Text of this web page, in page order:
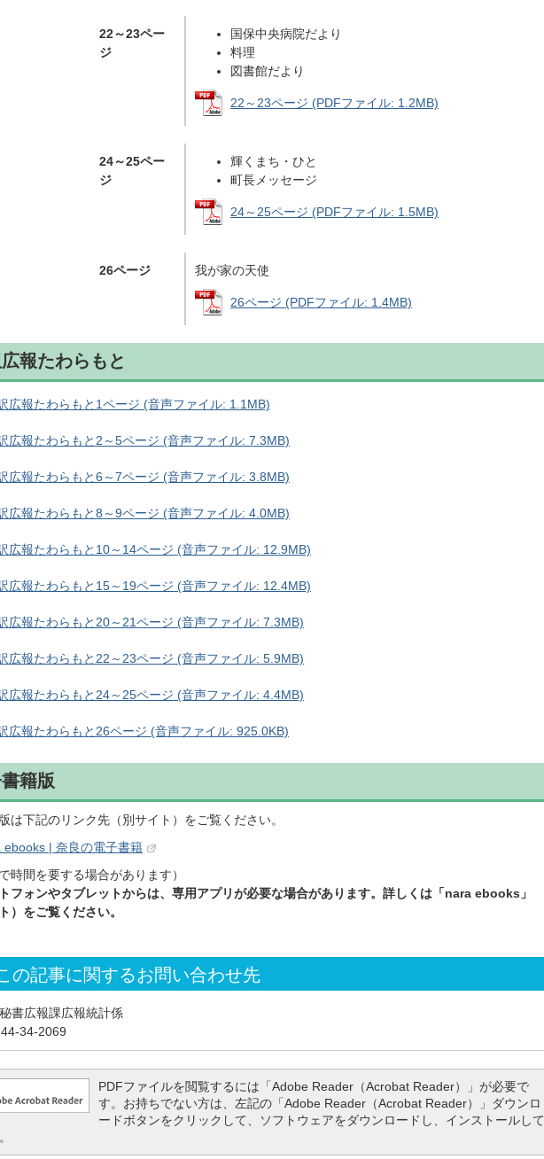
22～23ペー
ジ
国保中央病院だより
料理
図書館だより
22～23ページ (PDFファイル: 1.2MB)
24～25ペー
ジ
輝くまち・ひと
町長メッセージ
24～25ページ (PDFファイル: 1.5MB)
26ページ 我が家の天使
26ページ (PDFファイル: 1.4MB)
報たわらもと
広報たわらもと1ページ (音声ファイル: 1.1MB)
広報たわらもと2～5ページ (音声ファイル: 7.3MB)
広報たわらもと6～7ページ (音声ファイル: 3.8MB)
広報たわらもと8～9ページ (音声ファイル: 4.0MB)
広報たわらもと10～14ページ (音声ファイル: 12.9MB)
広報たわらもと15～19ページ (音声ファイル: 12.4MB)
広報たわらもと20～21ページ (音声ファイル: 7.3MB)
広報たわらもと22～23ページ (音声ファイル: 5.9MB)
広報たわらもと24～25ページ (音声ファイル: 4.4MB)
広報たわらもと26ページ (音声ファイル: 925.0KB)
籍版
は下記のリンク先（別サイト）をご覧ください。
ebooks | 奈良の電子書籍
時間を要する場合があります）
フォンやタブレットからは、専用アプリが必要な場合があります。詳しくは「nara ebooks」
）をご覧ください。
の記事に関するお問い合わせ先
書広報課広報統計係
34-2069
PDFファイルを閲覧するには「Adobe Reader（Acrobat Reader）」が必要で
す。お持ちでない方は、左記の「Adobe Reader（Acrobat Reader）」ダウンロ
ードボタンをクリックして、ソフトウェアをダウンロードし、インストールして